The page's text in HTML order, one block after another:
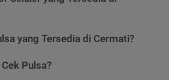
yang Tersedia di Cermati?
Pulsa?